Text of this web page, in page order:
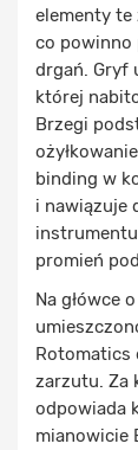
elementy te
co powinno
drgań. Gryf
której
Brzegi
binding w
i nawiązuje
promień
Na główce
Rotomatics
zarzutu. Za
odpowiada
mianowicie